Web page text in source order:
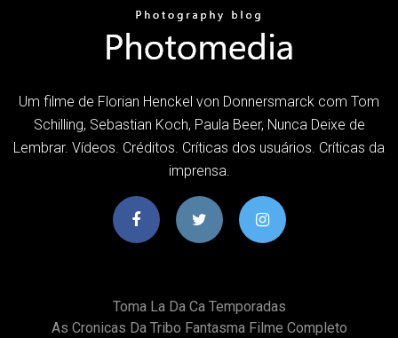
Um filme de Florian Henckel von Donnersmarck com Tom
Schilling, Sebastian Koch, Paula Beer, Nunca Deixe de
Lembrar. Vídeos. Créditos. Críticas dos usuários. Críticas da
imprensa.
Toma La Da Ca Temporadas
As Cronicas Da Tribo Fantasma Filme Completo